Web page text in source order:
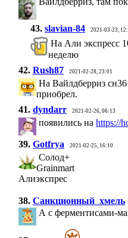
43. slavian-84 2021-03-23,
На Али экспресс
неделю
42. Rush87 2021-02-28, 23:01
На Вайлдберриз
приобрел.
41. dyndarr 2021-02-26, 06:13
появились на https://
39. Gotfrya 2021-02-25, 16:10
Солод+
Grainmart
Алиэкспрес
38. Санкционный_хмель
А с ферментисами-